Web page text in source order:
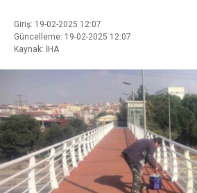
Giriş: 19-02-2025 12:07
Güncelleme: 19-02-2025 12:07
Kaynak: İHA